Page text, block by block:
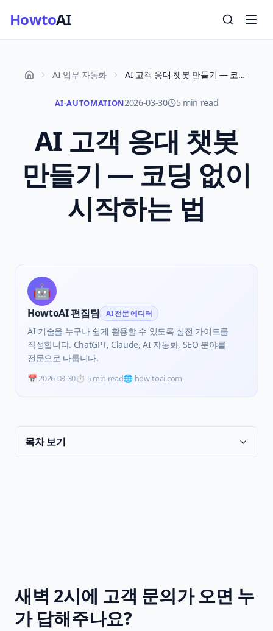
HowtoAI
AI 업무 자동화 AI 고객 응대 챗봇 만들기 — 코딩 없이 시작하는 법
AI-AUTOMATION2026-03-30 5 min read
AI 고객 응대 챗봇
만들기 — 코딩 없이
시작하는 법
🤖
HowtoAI 편집팀 AI 전문 에디터
AI 기술을 누구나 쉽게 활용할 수 있도록 실전 가이드를
작성합니다. ChatGPT, Claude, AI 자동화, SEO 분야를
전문으로 다룹니다.
📅2026-03-30⏱️ 5 min read🌐 how-toai.com
목차 보기
새벽 2시에 고객 문의가 오면 누
가 답해주나요?